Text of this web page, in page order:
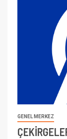
GENEL MERKEZ